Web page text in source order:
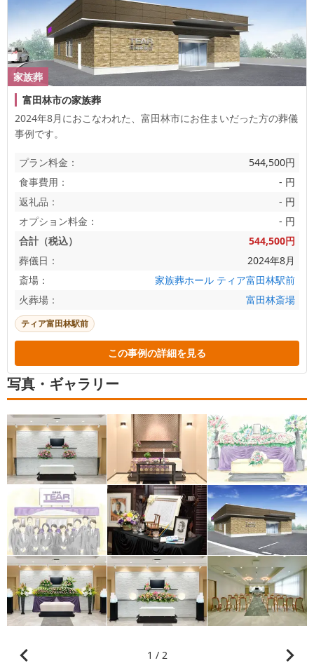
家族葬
富田林市の家族葬
2024年8月におこなわれた、 富田林市にお住まいだった方の葬儀
事例です。
プラン料金：
544,500円
食事費用：
- 円
返礼品：
- 円
オプション料金：
- 円
合計（税込）
544,500円
葬儀日：
2024年8月
斎場：
家族葬ホール ティア富田林駅前
火葬場：
富田林斎場
ティア富田林駅前
この事例の詳細を見る
写真・ギャラリー
1 / 2